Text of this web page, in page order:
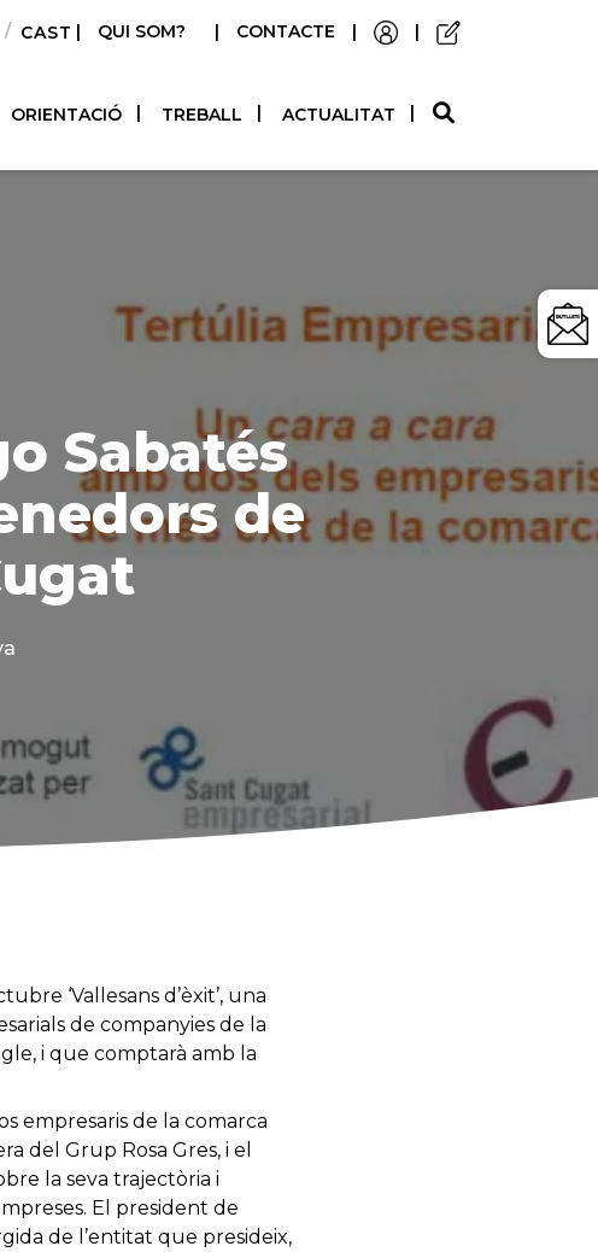
CASTELLANO
| QUI SOM? | CONTACTE | |
ORIENTACIÓ TREBALL ACTUALITAT
Sabatés
de
‘Vallesans d’èxit’, una
de companyies de la
i que comptarà amb la
empresaris de la comarca
del Grup Rosa Gres, i el
la seva trajectòria i
El president de
de l’entitat que presideix,